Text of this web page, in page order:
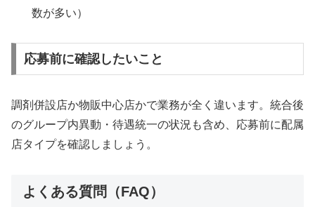
数が多い）
応募前に確認したいこと
調剤併設店か物販中心店かで業務が全く違います。統合後
のグループ内異動・待遇統一の状況も含め、応募前に配属
店タイプを確認しましょう。
よくある質問（FAQ）